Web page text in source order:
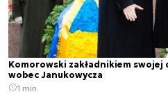
Komorowski zakładnikiem
wobec Janukowycza
1 min.